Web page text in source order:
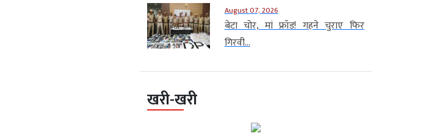
August 07, 2026
बेटा चोर, मां फ्रॉड! गहने चुराए फिर
गिरवी...
खरी-खरी